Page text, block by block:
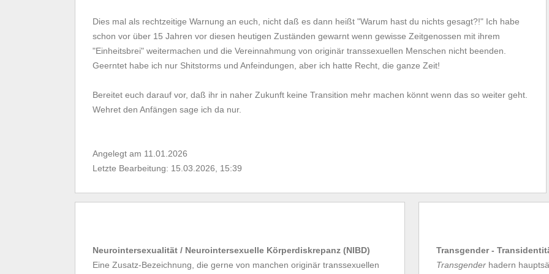
Dies mal als rechtzeitige Warnung an euch, nicht daß es dann heißt "Warum hast du nichts gesagt?!" Ich habe
schon vor über 15 Jahren vor diesen heutigen Zuständen gewarnt wenn gewisse Zeitgenossen mit ihrem
"Einheitsbrei" weitermachen und die Vereinnahmung von originär transsexuellen Menschen nicht beenden.
Geerntet habe ich nur Shitstorms und Anfeindungen, aber ich hatte Recht, die ganze Zeit!
Bereitet euch darauf vor, daß ihr in naher Zukunft keine Transition mehr machen könnt wenn das so weiter geht.
Wehret den Anfängen sage ich da nur.
Angelegt am 11.01.2026
Letzte Bearbeitung: 15.03.2026, 15:39
Neurointersexualität / Neurointersexuelle Körperdiskrepanz (NIBD)
Eine Zusatz-Bezeichnung, die gerne von manchen originär transsexuellen
Transgender -
Transgender hadern